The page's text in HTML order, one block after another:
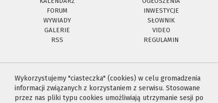
FORUM
INWESTYCJE
WYWIADY
SŁOWNIK
GALERIE
VIDEO
RSS
REGULAMIN
Wykorzystujemy "ciasteczka" (cookies) w celu gromadzenia
informacji związanych z korzystaniem z serwisu. Stosowane
przez nas pliki typu cookies umożliwiają utrzymanie sesji po